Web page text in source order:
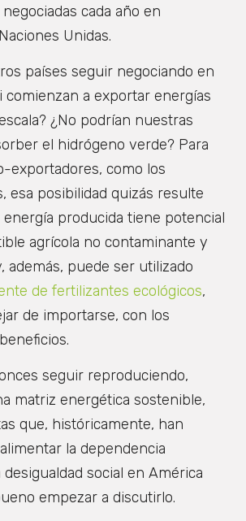
cada año en
Unidas.
países seguir negociando en
comienzan a exportar energías
¿No podrían nuestras
el hidrógeno verde? Para
exportadores, como los
esa posibilidad quizás resulte
energía producida tiene potencial
agrícola no contaminante y
además, puede ser utilizado
de fertilizantes ecológicos,
de importarse, con los
seguir reproduciendo,
matriz energética sostenible,
que, históricamente, han
la dependencia
social en América
empezar a discutirlo.